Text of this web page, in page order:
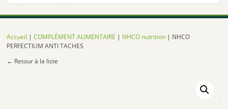
:
Accueil |COMPLÉMENT ALIMENTAIRE | NHCO nutrition | NHCO
PERFECTIUM ANTI TACHES
← Retour à la liste